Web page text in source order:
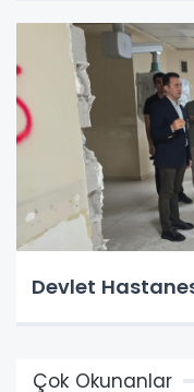
Devlet
Çok Okunanlar